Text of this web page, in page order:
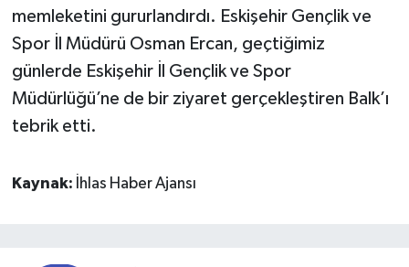
memleketini gururlandırdı. Eskişehir Gençlik ve
Spor İl Müdürü Osman Ercan, geçtiğimiz
günlerde Eskişehir İl Gençlik ve Spor
Müdürlüğü’ne de bir ziyaret gerçekleştiren Balk’ı
tebrik etti.
Kaynak: İhlas Haber Ajansı